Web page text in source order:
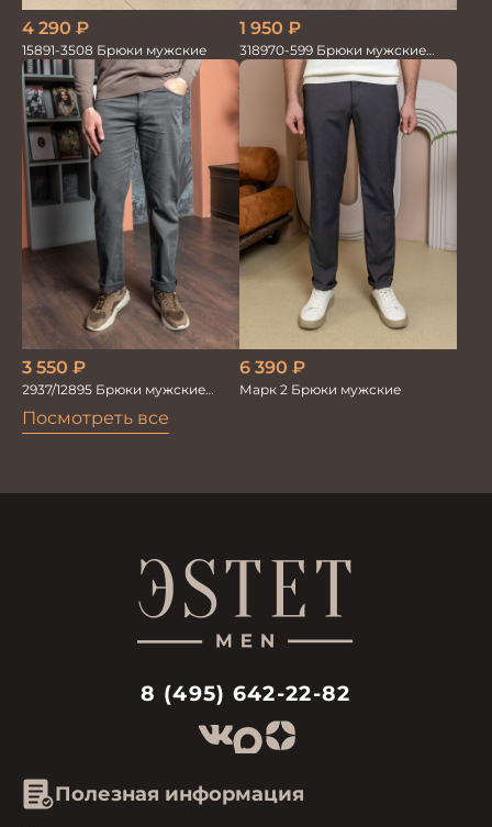
Посмотреть все
4 290 ₽
15891-3508 Брюки мужские
1 950 ₽
318970-599 Брюки мужские
серо-голубые
3 550 ₽
2937/12895 Брюки мужские
RUBY серые
6 390 ₽
Марк 2 Брюки мужские
8 (495) 642-22-82
Полезная информация